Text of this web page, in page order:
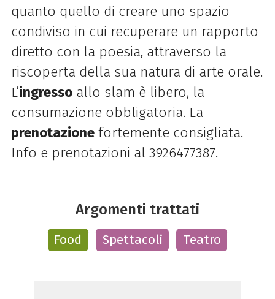
quanto quello di creare uno spazio
condiviso in cui recuperare un rapporto
diretto con la poesia, attraverso la
riscoperta della sua natura di arte orale.
L’ingressoallo slam è libero, la
consumazione obbligatoria. La
prenotazionefortemente consigliata.
Info e prenotazioni al 3926477387.
Argomenti trattati
Food Spettacoli Teatro